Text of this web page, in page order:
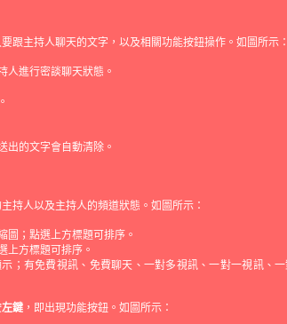
要跟主持人聊天的文字，以及相關功能按鈕操作。如圖所示：
人進行密談聊天狀態。
出的文字會自動清除。
持人以及主持人的頻道狀態。如圖所示：
圖；點選上方標題可排序。
上方標題可排序。
示；有免費視訊、免費聊天、一對多視訊、一對一視訊、
左鍵 ，即出現功能按鈕。如圖所示：